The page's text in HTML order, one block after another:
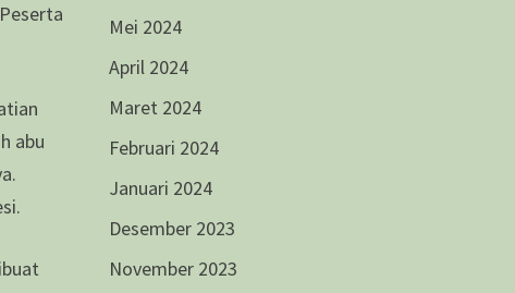
abu
Mei 2024
April 2024
Maret 2024
Februari 2024
Januari 2024
Desember 2023
November 2023